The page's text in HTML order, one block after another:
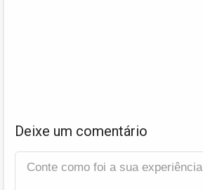
Deixe um comentário